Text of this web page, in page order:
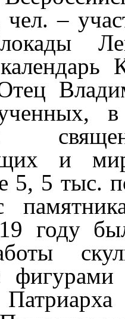
–
в
и
5, 5 тыс.
году